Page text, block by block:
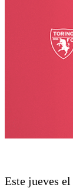
Este jueves el